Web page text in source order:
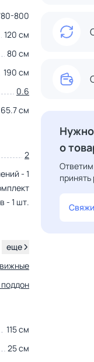
800
120 см
80 см
190 см
0.6
65.7 см
2
- 1
- 1 шт.
еще
поддон
115 см
25 см
о